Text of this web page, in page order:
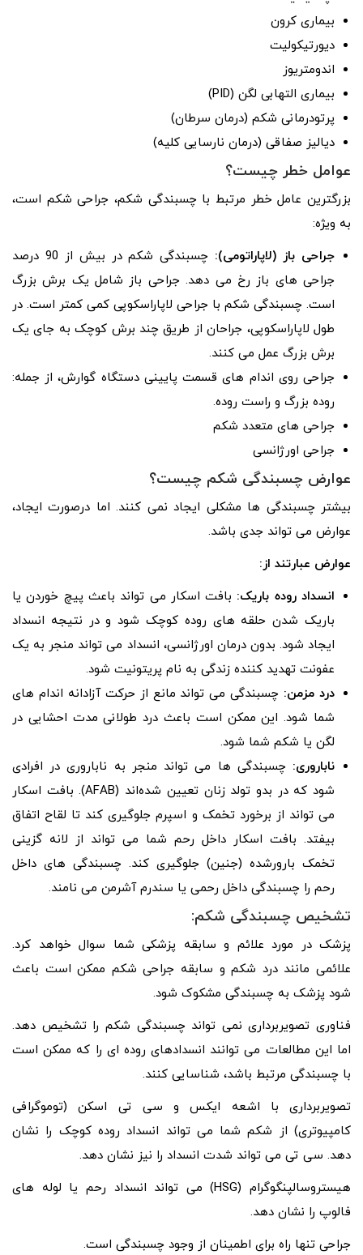
بیماری کرون
دیورتیکولیت
اندومتریوز
بیماری التهابی لگن (PID)
پرتودرمانی شکم (درمان سرطان)
دیالیز صفاقی (درمان نارسایی کلیه)
عوامل خطر چیست؟
بزرگترین عامل خطر مرتبط با چسبندگی شکم، جراحی شکم است،
به ویژه:
جراحی باز (لاپاراتومی):
چسبندگی شکم در بیش از 90 درصد
جراحی های باز رخ می دهد. جراحی باز شامل یک برش بزرگ
است. چسبندگی شکم با جراحی لاپاراسکوپی کمی کمتر است. در
طول لاپاراسکوپی، جراحان از طریق چند برش کوچک به جای یک
برش بزرگ عمل می کنند.
جراحی روی اندام ‌های قسمت پایینی دستگاه گوارش، از جمله:
روده بزرگ و راست روده.
جراحی های متعدد شکم
جراحی اورژانسی
عوارض چسبندگی شکم چیست؟
بیشتر چسبندگی ها مشکلی ایجاد نمی کنند. اما درصورت ایجاد،
عوارض می تواند جدی باشد.
عوارض عبارتند از:
انسداد روده باریک: بافت اسکار می تواند باعث پیچ خوردن یا
باریک شدن حلقه های روده کوچک شود و در نتیجه انسداد
ایجاد شود. بدون درمان اورژانسی، انسداد می تواند منجر به یک
عفونت تهدید کننده زندگی به نام پریتونیت شود.
درد مزمن: چسبندگی می تواند مانع از حرکت آزادانه اندام های
شما شود. این ممکن است باعث درد طولانی مدت احشایی در
لگن یا شکم شما شود.
ناباروری: چسبندگی ‌ها می ‌تواند منجر به ناباروری در افرادی
شود که در بدو تولد زنان تعیین شده‌اند (AFAB). بافت اسکار
می تواند از برخورد تخمک و اسپرم جلوگیری کند تا لقاح اتفاق
بیفتد. بافت اسکار داخل رحم شما می تواند از لانه گزینی
تخمک بارورشده (جنین) جلوگیری کند. چسبندگی های داخل
رحم را چسبندگی داخل رحمی یا سندرم آشرمن می نامند.
تشخیص چسبندگی شکم:
پزشک در مورد علائم و سابقه پزشکی شما سوال خواهد کرد.
علائمی مانند درد شکم و سابقه جراحی شکم ممکن است باعث
شود پزشک به چسبندگی مشکوک شود.
فناوری تصویربرداری نمی تواند چسبندگی شکم را تشخیص دهد.
اما این مطالعات می توانند انسدادهای روده ای را که ممکن است
با چسبندگی مرتبط باشد، شناسایی کنند.
تصویربرداری با اشعه ایکس و سی تی اسکن (توموگرافی
کامپیوتری) از شکم شما می تواند انسداد روده کوچک را نشان
دهد. سی تی می تواند شدت انسداد را نیز نشان دهد.
هیستروسالپنگوگرام (HSG) می تواند انسداد رحم یا لوله های
فالوپ را نشان دهد.
جراحی تنها راه برای اطمینان از وجود چسبندگی است.